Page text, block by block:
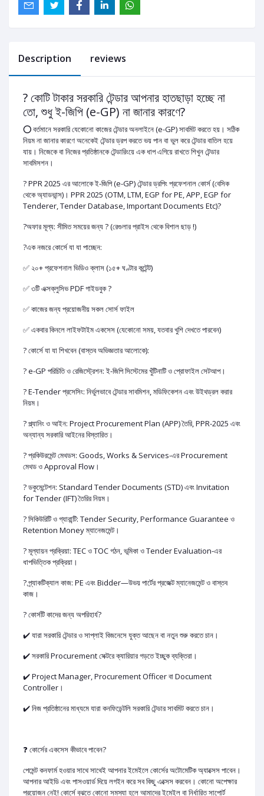
Description reviews
? কোটি টাকার সরকারি টেন্ডার আপনার হাতছাড়া হচ্ছে না
তো, শুধু ই-জিপি (e-GP) না জানার কারণে?
⭕ ​বর্তমানে সরকারি যেকোনো কাজের টেন্ডার অনলাইনে (e-GP) সাবমিট করতে হয়। সঠিক
নিয়ম না জানার কারণে অনেকেই টেন্ডার ড্রপ করতে ভয় পান বা ভুল করে টেন্ডার বাতিল হয়ে
যায়। নিজেকে বা নিজের প্রতিষ্ঠানকে টেন্ডারিংয়ে এক ধাপ এগিয়ে রাখতে শিখুন টেন্ডার
সাবমিসশন।
? PPR 2025 এর আলোকে ই-জিপি (e-GP) টেন্ডার ড্রপিং প্রফেশনাল কোর্স (বেসিক
থেকে অ্যাডভান্স)। PPR 2025 (OTM, LTM, EGP for PE, APP, EGP for
Tenderer, Tender Database, Important Documents Etc)?
?অফার মূল্য: সীমিত সময়ের জন্য ? (রেগুলার প্রাইস থেকে বিশাল ছাড় !)
?এক নজরে কোর্সে যা যা পাচ্ছেন:
✅ ২০+ প্রফেশনাল ভিডিও ক্লাস (১৫+ ঘণ্টার কন্টেন্ট)
✅ ৩টি এক্সক্লুসিভ PDF গাইডবুক ?
✅ কাজের জন্য প্রয়োজনীয় সকল সোর্স ফাইল
✅ একবার কিনলে লাইফটাইম একসেস (যেকোনো সময়, যতবার খুশি দেখতে পারবেন)
? কোর্সে যা যা শিখবেন (বাস্তব অভিজ্ঞতার আলোকে):
? e-GP পরিচিতি ও রেজিস্ট্রেশন: ই-জিপি সিস্টেমের খুঁটিনাটি ও প্রোফাইল সেটআপ।
? E-Tender প্রসেসিং: নির্ভুলভাবে টেন্ডার সাবমিশন, মডিফিকেশন এবং উইথড্রল করার
নিয়ম।
? প্ল্যানিং ও আইন: Project Procurement Plan (APP) তৈরি, PPR-2025 এবং
অন্যান্য সরকারি আইনের বিস্তারিত।
? প্রকিউরমেন্ট মেথডস: Goods, Works & Services-এর Procurement
মেথড ও Approval Flow।
? ডকুমেন্টেশন: Standard Tender Documents (STD) এবং Invitation
for Tender (IFT) তৈরির নিয়ম।
? সিকিউরিটি ও গ্যারান্টি: Tender Security, Performance Guarantee ও
Retention Money ম্যানেজমেন্ট।
? মূল্যায়ন প্রক্রিয়া: TEC ও TOC গঠন, ভূমিকা ও Tender Evaluation-এর
ধাপভিত্তিক প্রক্রিয়া।
? প্র্যাকটিক্যাল কাজ: PE এবং Bidder—উভয় পার্টের প্রজেক্ট ম্যানেজমেন্ট ও বাস্তব
কাজ।
​​? কোর্সটি কাদের জন্য অপরিহার্য?
✔️ যারা সরকারি টেন্ডার ও সাপ্লাই বিজনেসে যুক্ত আছেন বা নতুন শুরু করতে চান।
✔️ সরকারি Procurement সেক্টরে ক্যারিয়ার গড়তে ইচ্ছুক ব্যক্তিরা।
✔️ Project Manager, Procurement Officer বা Document
Controller।
✔️ নিজ প্রতিষ্ঠানের মাধ্যমে যারা কনফিডেন্টলি সরকারি টেন্ডার সাবমিট করতে চান।
​❓ কোর্সের একসেস কীভাবে পাবেন?
পেমেন্ট কনফার্ম হওয়ার সাথে সাথেই আপনার ইমেইলে কোর্সের অটোমেটিক অ্যাক্সেস পাবেন।
আপনার আইডি এবং পাসওয়ার্ড দিয়ে লগইন করে সব কিছু এক্সেস করবেন। কোনো অপেক্ষার
প্রয়োজন নেই! কোর্সে বুঝতে কোনো সমস্যা হলে আমাদের ইমেইল বা নির্ধারিত সাপোর্ট